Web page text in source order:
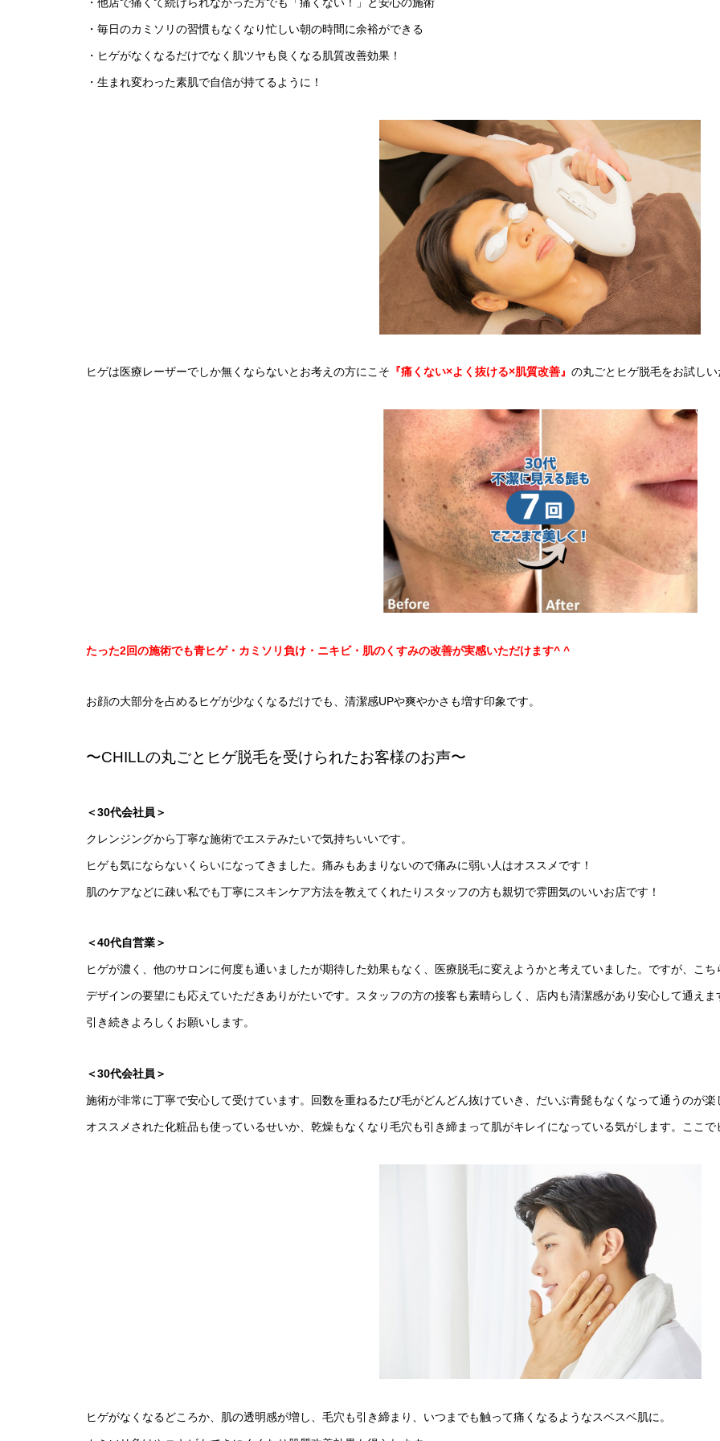
・毎日のカミソリの習慣もなくなり忙しい朝の時間に余裕ができる
・ヒゲがなくなるだけでなく肌ツヤも良くなる肌質改善効果！
・生まれ変わった素肌で自信が持てるように！
ヒゲは医療レーザーでしか無くならないとお考えの方にこそ 『痛くない×よく抜ける×肌質改善』 の丸ごとヒゲ脱毛をお試しい
たった2回の施術でも青ヒゲ・カミソリ負け・ニキビ・肌のくすみの改善が実感いただけます^ ^
お顔の大部分を占めるヒゲが少なくなるだけでも、清潔感UPや爽やかさも増す印象です。
〜CHILLの丸ごとヒゲ脱毛を受けられたお客様のお声〜
＜30代会社員＞
クレンジングから丁寧な施術でエステみたいで気持ちいいです。
ヒゲも気にならないくらいになってきました。痛みもあまりないので痛みに弱い人はオススメです！
肌のケアなどに疎い私でも丁寧にスキンケア方法を教えてくれたりスタッフの方も親切で雰囲気のいいお店です！
＜40代自営業＞
ヒゲが濃く、他のサロンに何度も通いましたが期待した効果もなく、医療脱毛に変えようかと考えていました。ですが、こ
デザインの要望にも応えていただきありがたいです。スタッフの方の接客も素晴らしく、店内も清潔感があり安心して通えま
引き続きよろしくお願いします。
＜30代会社員＞
施術が非常に丁寧で安心して受けています。回数を重ねるたび毛がどんどん抜けていき、だいぶ青髭もなくなって通うのが楽
オススメされた化粧品も使っているせいか、乾燥もなくなり毛穴も引き締まって肌がキレイになっている気がします。ここで
ヒゲがなくなるどころか、肌の透明感が増し、毛穴も引き締まり、いつまでも触って痛くなるようなスベスベ肌に。